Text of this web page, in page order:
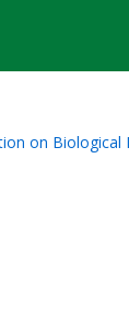
on Biological